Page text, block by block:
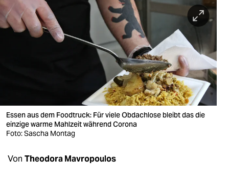
sport
berlin
verlag
verlag
shop
Essen aus dem Foodtruck: Für viele Obdachlose bleibt das die
einzige warme Mahlzeit während Corona
Foto: Sascha Montag
Von Theodora Mavropoulos